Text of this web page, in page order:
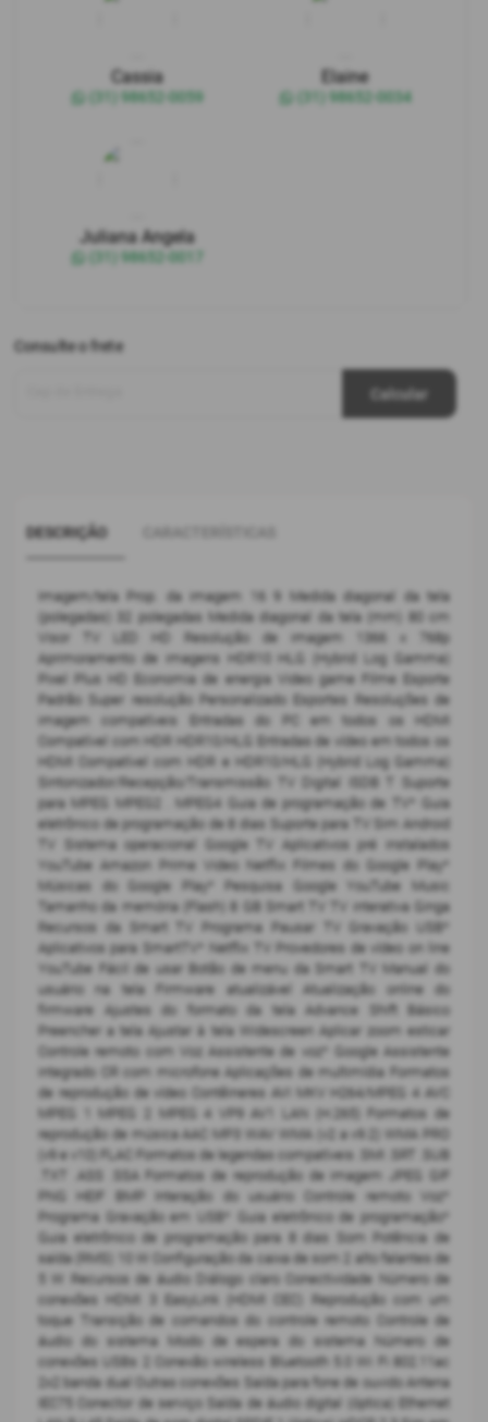
Cassia
(31) 98652-0059
Elaine
(31) 98652-0034
Juliana Angela
(31) 98652-0017
Consulte o frete
Calcular
DESCRIÇÃO
Imagem/tela Prop. da imagem 16 9 Medida diagonal da tela
(polegadas) 32 polegadas Medida diagonal da tela (mm) 80 cm
Visor TV LED HD Resolução de imagem 1366 x 768p
Aprimoramento de imagens HDR10 HLG (Hybrid Log Gamma)
Pixel Plus HD Economia de energia Video game Filme Esporte
Padrão Super resolução Personalizado Esportes Resoluções de
imagem compatíveis Entradas do PC em todos os HDMI
Compatível com HDR HDR10/HLG Entradas de vídeo em todos os
HDMI Compatível com HDR e HDR10/HLG (Hybrid Log Gamma)
Sintonizador/Recepção/Transmissão TV Digital ISDB T Suporte
para MPEG MPEG2 . MPEG4 Guia de programação de TV* Guia
eletrônico de programação de 8 dias Suporte para TV Sim Android
TV Sistema operacional Google TV Aplicativos pré instalados
YouTube Amazon Prime Video Netflix Filmes do Google Play*
Músicas do Google Play* Pesquisa Google YouTube Music
Tamanho da memória (Flash) 8 GB Smart TV TV interativa Ginga
Recursos da Smart TV Programa Pausar TV Gravação USB*
Aplicativos para SmartTV* Netflix TV Provedores de vídeo on line
YouTube Fácil de usar Botão de menu da Smart TV Manual do
usuário na tela Firmware atualizável Atualização online do
firmware Ajustes do formato da tela Advance Shift Básico
Preencher a tela Ajustar à tela Widescreen Aplicar zoom esticar
Controle remoto com Voz Assistente de voz* Google Assistente
integrado CR com microfone Aplicações de multimídia Formatos
de reprodução de vídeo Contêineres AVI MKV H264/MPEG 4 AVC
MPEG 1 MPEG 2 MPEG 4 VP9 AV1 LAN (H.265) Formatos de
reprodução de música AAC MP3 WAV WMA (v2 a v9.2) WMA PRO
(v9 e v10) FLAC Formatos de legendas compatíveis .SMI .SRT .SUB
.TXT .ASS .SSA Formatos de reprodução de imagem JPEG GIF
PNG HEIF BMP Interação do usuário Controle remoto Voz*
Programa Gravação em USB* Guia eletrônico de programação*
Guia eletrônico de programação para 8 dias Som Potência de
saída (RMS) 10 W Configuração da caixa de som 2 alto falantes de
5 W Recursos de áudio Diálogo claro Conectividade Número de
conexões HDMI 3 EasyLink (HDMI CEC) Reprodução com um
toque Transição de comandos do controle remoto Controle de
áudio do sistema Modo de espera do sistema Número de
conexões USBs 2 Conexão wireless Bluetooth 5.0 Wi Fi 802.11ac
2x2 banda dual Outras conexões Saída para fone de ouvido Antena
IEC75 Conector de serviço Saída de áudio digital (óptica) Ethernet